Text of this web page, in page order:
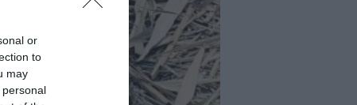
or
to
may